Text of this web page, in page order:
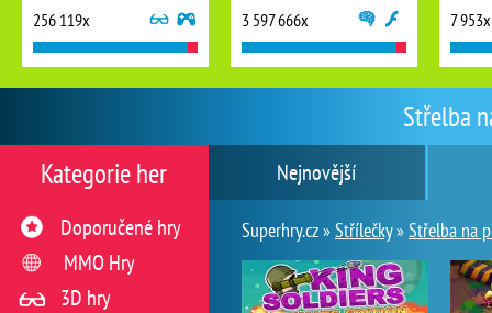
Střelba
Nejnovější
Superhry.cz »Střílečky»Střelba na
Kategorie her
Doporučené hry
MMO Hry
3D hry
256 119x 3 597 666x 7 953x